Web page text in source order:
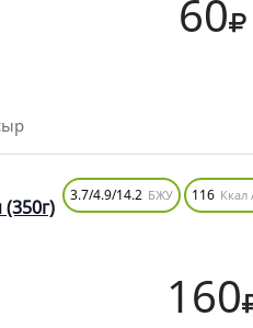
60
(350г)
3.7/4.9/14.2 БЖУ 116 Ккал
160